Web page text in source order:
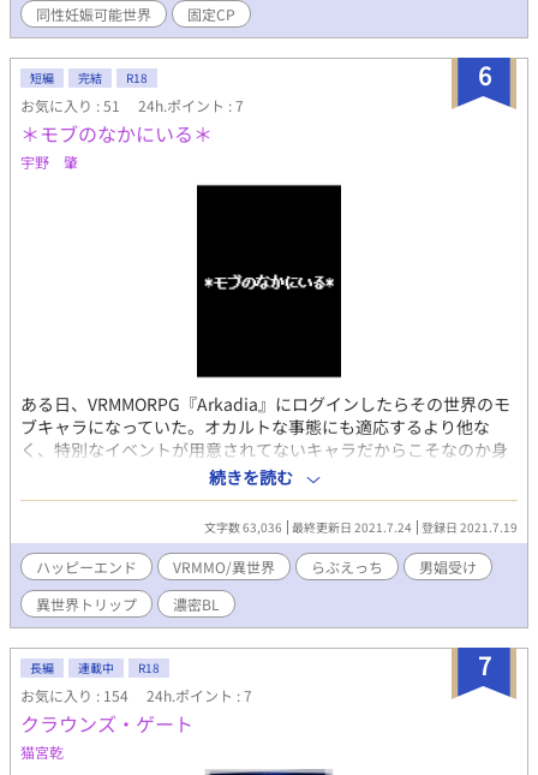
同性妊娠可能世界 固定CP
6
短編 完結 R18
お気に入り : 51 24h.ポイント : 7
＊モブのなかにいる＊
宇野 肇
ある日、VRMMORPG『Arkadia』にログインしたらその世界のモ
ブキャラになっていた。オカルトな事態にも適応するより他な
く、特別なイベントが用意されてないキャラだからこそなのか身
動きが取れないでいる俺はモブキャラをロールプレイしか生きる
術がなかった。その職業と言うのが男娼だったのだが……男に穴
を差し出す日々を送る俺の前に、大きな契機が訪れる。
続きを読む
文字数 63,036 最終更新日 2021.7.24 登録日 2021.7.19
ハッピーエンド VRMMO/異世界 らぶえっち
男娼受け
異世界トリップ
濃密BL
7
長編 連載中 R18
お気に入り : 154 24h.ポイント : 7
クラウンズ・ゲート
猫宮乾